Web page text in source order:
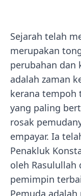
Sejarah telah
merupakan
perubahan dan
adalah zaman
kerana tempoh
yang paling
rosak
empayar. Ia
Penakluk
oleh Rasulullah
pemimpin
Pemuda